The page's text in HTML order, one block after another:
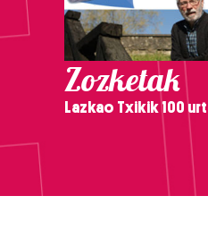
Zozketak
Lazkao Txikik 100